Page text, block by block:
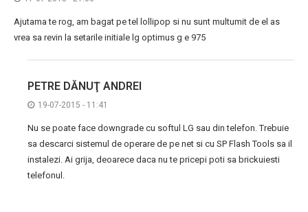
Ajutama te rog, am bagat pe tel lollipop si nu sunt multumit de el as
vrea sa revin la setarile initiale lg optimus g e 975
PETRE DĂNUŢ ANDREI
19-07-2015 - 11:41
Nu se poate face downgrade cu softul LG sau din telefon. Trebuie
sa descarci sistemul de operare de pe net si cu SP Flash Tools sa il
instalezi. Ai grija, deoarece daca nu te pricepi poti sa brickuiesti
telefonul.